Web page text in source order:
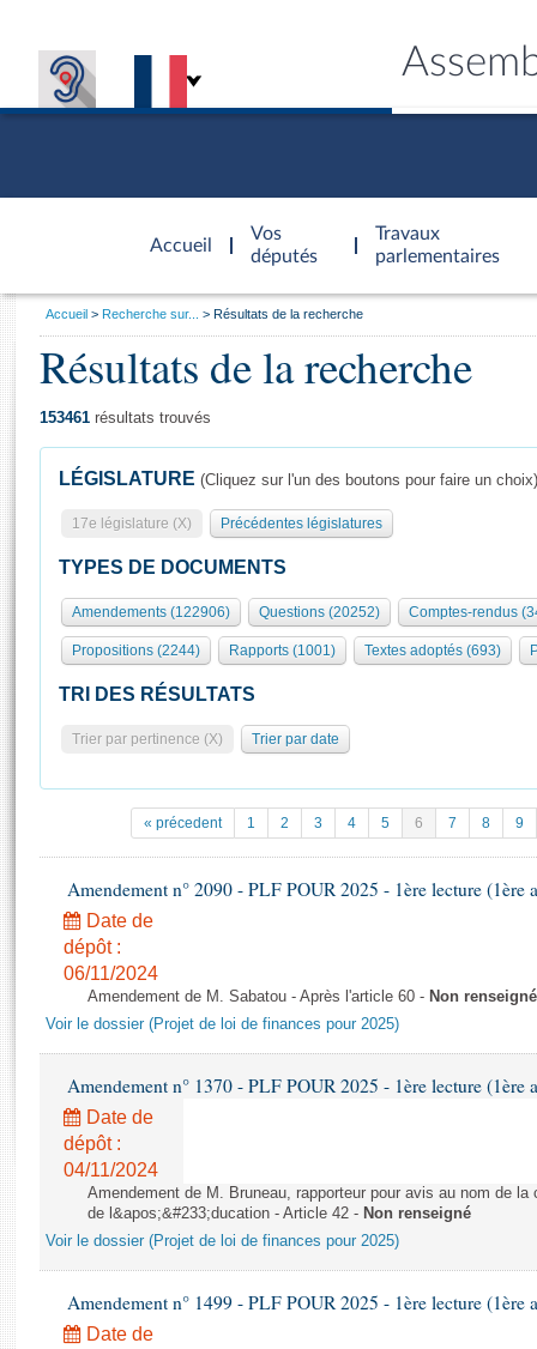
Accueil
d'accueil
Vos
députés
Travaux
parlementaires
Présidence
577 députés
Groupes politiques
Séance publique
Commissions et autres organes
Europe et International
Pétitions
Projets de loi
Propositions de loi
Amendements
Textes adoptés
Rapports d'enquête
Rapports législatifs
Rapports sur l'application des lois
Baromètre de l’application des lois
Dossiers législatifs
Questions écrites et orales
Comptes rendus des débats
Général
Rôle et pouvoirs de l'Assemblée
Organisation de l'Assemblée
Présidence Conférence des Présidents Bureau Collège des
Statistiques et chiffres clés
Documents de référence
( Constitution | Règlement de l'Assemblée ... )
Histoire
Juniors
Anciennes législatures
Liens vers les sites publics
Visiter l'Assemblée
Visite virtuelle du palais Bourbon
Assister à une séance
La Bibliothèque
Contacts et plan d'accès
Photos libres de droit
Vous
Accueil Recherche sur... Résultats de la recherche
Résultats de la recherche
153461 résultats trouvés
LÉGISLATURE (Cliquez sur l'un des boutons pour faire un choix)
17e législature (X) Précédentes législatures
TYPES DE DOCUMENTS
Amendements (122906) Questions (20252) Comptes-rendus
Propositions (2244) Rapports (1001) Textes adoptés (693)
TRI DES RÉSULTATS
Trier par pertinence (X) Trier par date
« précedent 1 2 3 4 5 6 7 8 9
Amendement n° 2090 - PLF POUR 2025 - 1ère lecture (1ère
Date de
dépôt :
06/11/2024
Amendement de M. Sabatou - Après l'article 60 - Non renseigné
Voir le dossier (Projet de loi de finances pour 2025)
Amendement n° 1370 - PLF POUR 2025 - 1ère lecture (1ère
Date de
dépôt :
04/11/2024
Amendement de M. Bruneau, rapporteur pour avis au nom de
de l&apos;&#233;ducation - Article 42 - Non renseigné
Voir le dossier (Projet de loi de finances pour 2025)
Amendement n° 1499 - PLF POUR 2025 - 1ère lecture (1ère
Date de